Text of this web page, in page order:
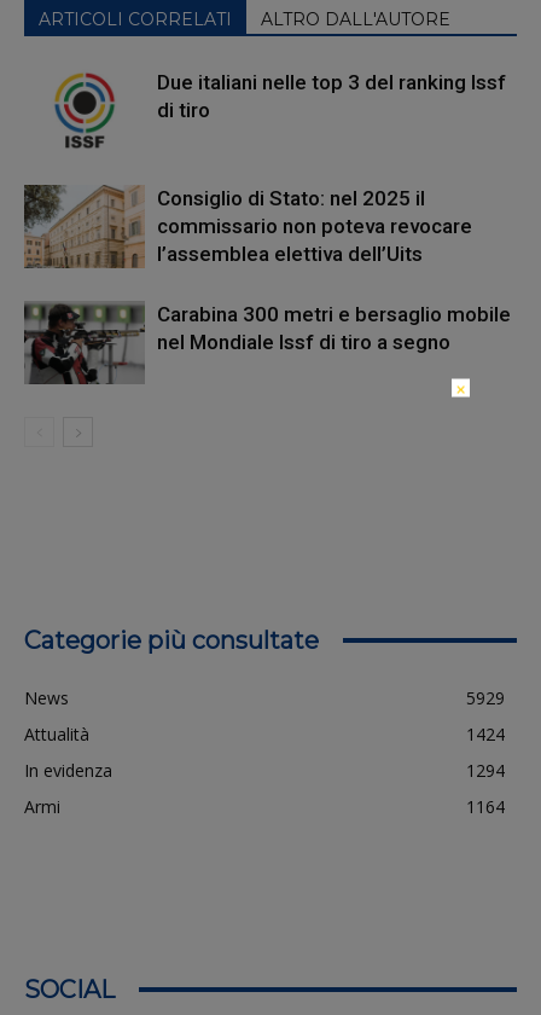
ARTICOLI CORRELATI ALTRO DALL'AUTORE
Due italiani nelle top 3 del ranking Issf
di tiro
Consiglio di Stato: nel 2025 il
commissario non poteva revocare
l’assemblea elettiva dell’Uits
Carabina 300 metri e bersaglio mobile
nel Mondiale Issf di tiro a segno
Categorie più consultate
News
5929
Attualità
1424
In evidenza
1294
Armi
1164
SOCIAL
×